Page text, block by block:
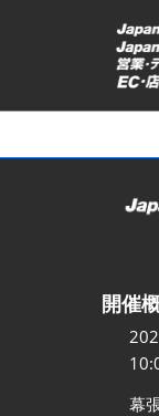
ッ
開催
幕